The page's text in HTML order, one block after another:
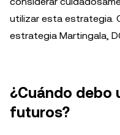
utilizar esta estrategia.
estrategia Martingala,
¿Cuándo debo
futuros?